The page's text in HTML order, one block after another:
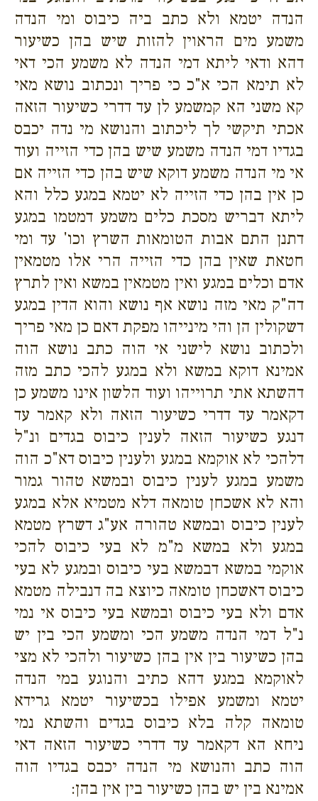
הנדה יטמא ולא כתב ביה כיבוס ומי הנדה
משמע מים הראוין להזות שיש בהן כשיעור
דהא ודאי ליתא דמי הנדה לא משמע הכי דאי
לא תימא הכי א"כ כי פריך ונכתוב נושא מאי
קא משני הא קמשמע לן עד דדרי כשיעור הזאה
אכתי תיקשי לך ליכתוב והנושא מי נדה יכבס
בגדיו דמי הנדה משמע שיש בהן כדי הזייה ועוד
אי מי הנדה משמע דוקא שיש בהן כדי הזייה אם
כן אין בהן כדי הזייה לא יטמא במגע כלל והא
ליתא דבריש מסכת כלים משמע דמטמו במגע
דתנן התם אבות הטומאות השרץ וכו' עד ומי
חטאת שאין בהן כדי הזייה הרי אלו מטמאין
אדם וכלים במגע ואין מטמאין במשא ואין לתרץ
דה"ק מאי מזה נושא אף נושא והוא הדין במגע
דשקולין הן והי מינייהו מפקת דאם כן מאי פריך
ולכתוב נושא לישני אי הוה כתב נושא הוה
אמינא דוקא במשא ולא במגע להכי כתב מזה
דהשתא אתי תרוייהו ועוד הלשון אינו משמע כן
דקאמר עד דדרי כשיעור הזאה ולא קאמר עד
דנגע כשיעור הזאה לענין כיבוס בגדים ונ"ל
דלהכי לא אוקמא במגע ולענין כיבוס דא"כ הוה
משמע במגע לענין כיבוס ובמשא טהור גמור
והא לא אשכחן טומאה דלא מטמיא אלא במגע
לענין כיבוס ובמשא טהורה אע"ג דשרץ מטמא
במגע ולא במשא מ"מ לא בעי כיבוס להכי
אוקמי במשא דבמשא בעי כיבוס ובמגע לא בעי
כיבוס דאשכחן טומאה כיוצא בה דנבילה מטמא
אדם ולא בעי כיבוס ובמשא בעי כיבוס אי נמי
נ"ל דמי הנדה משמע הכי ומשמע הכי בין יש
בהן כשיעור בין אין בהן כשיעור ולהכי לא מצי
לאוקמא במגע דהא כתיב והנוגע במי הנדה
יטמא ומשמע אפילו בכשיעור יטמא גרידא
טומאה קלה בלא כיבוס בגדים והשתא נמי
ניחא הא דקאמר עד דדרי כשיעור הזאה דאי
הוה כתב והנושא מי הנדה יכבס בגדיו הוה
אמינא בין יש בהן כשיעור בין אין בהן: